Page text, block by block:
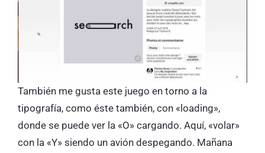
También me gusta este juego en torno a la
tipografía, como éste también, con «loading»,
donde se puede ver la «O» cargando. Aquí, «volar»
con la «Y» siendo un avión despegando. Mañana